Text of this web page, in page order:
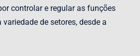
controlar e regular as funções
de setores, desde a